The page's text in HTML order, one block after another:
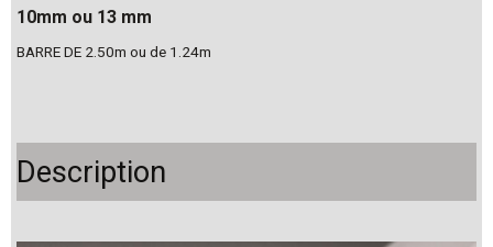
10mm ou 13 mm
BARRE DE 2.50m ou de 1.24m
Description